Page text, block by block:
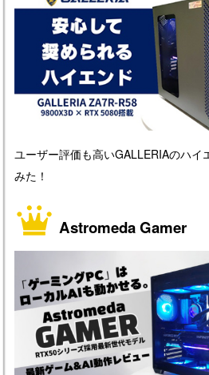
ユーザー評価も高いGALLERIAのハイ
みた！
Astromeda Gamer